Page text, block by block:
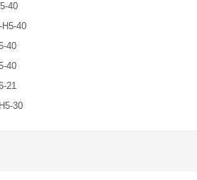
40
H5-40
40
40
21
30